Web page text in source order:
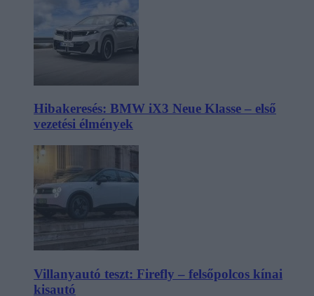
Hibakeresés: BMW iX3 Neue Klasse – első
vezetési élmények
Villanyautó teszt: Firefly – felsőpolcos kínai
kisautó